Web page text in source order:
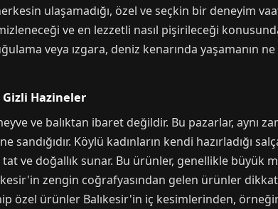
ulaşamadığı, özel ve seçkin bir deneyim
ve en lezzetli nasıl pişirileceği
veya ızgara, deniz kenarında yaşamanın
Gizli Hazineler
ve balıktan ibaret değildir. Bu pazarlar, aynı
Köylü kadınların kendi hazırladığı
ve doğallık sunar. Bu ürünler, genellikle büyük
zengin coğrafyasından gelen ürünler
özel ürünler Balıkesir'in iç kesimlerinden,